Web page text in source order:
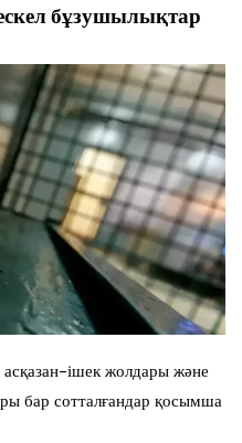
бұзушылықтар
ішек жолдары және
бар сотталғандар қосымша